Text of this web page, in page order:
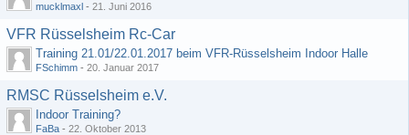
mucklmaxl - 21. Juni 2016
VFR Rüsselsheim Rc-Car
Training 21.01/22.01.2017 beim VFR-Rüsselsheim Indoor Halle
FSchimm - 20. Januar 2017
RMSC Rüsselsheim e.V.
Indoor Training?
FaBa - 22. Oktober 2013